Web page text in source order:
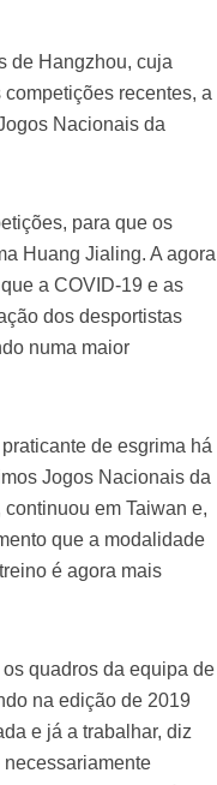
de Hangzhou, cuja
recentes, a
Nacionais da
para que os
Huang Jialing. A agora
a COVID-19 e as
dos desportistas
numa maior
de esgrima há
Jogos Nacionais da
em Taiwan e,
que a modalidade
é agora mais
quadros da equipa de
na edição de 2019
e já a trabalhar, diz
necessariamente